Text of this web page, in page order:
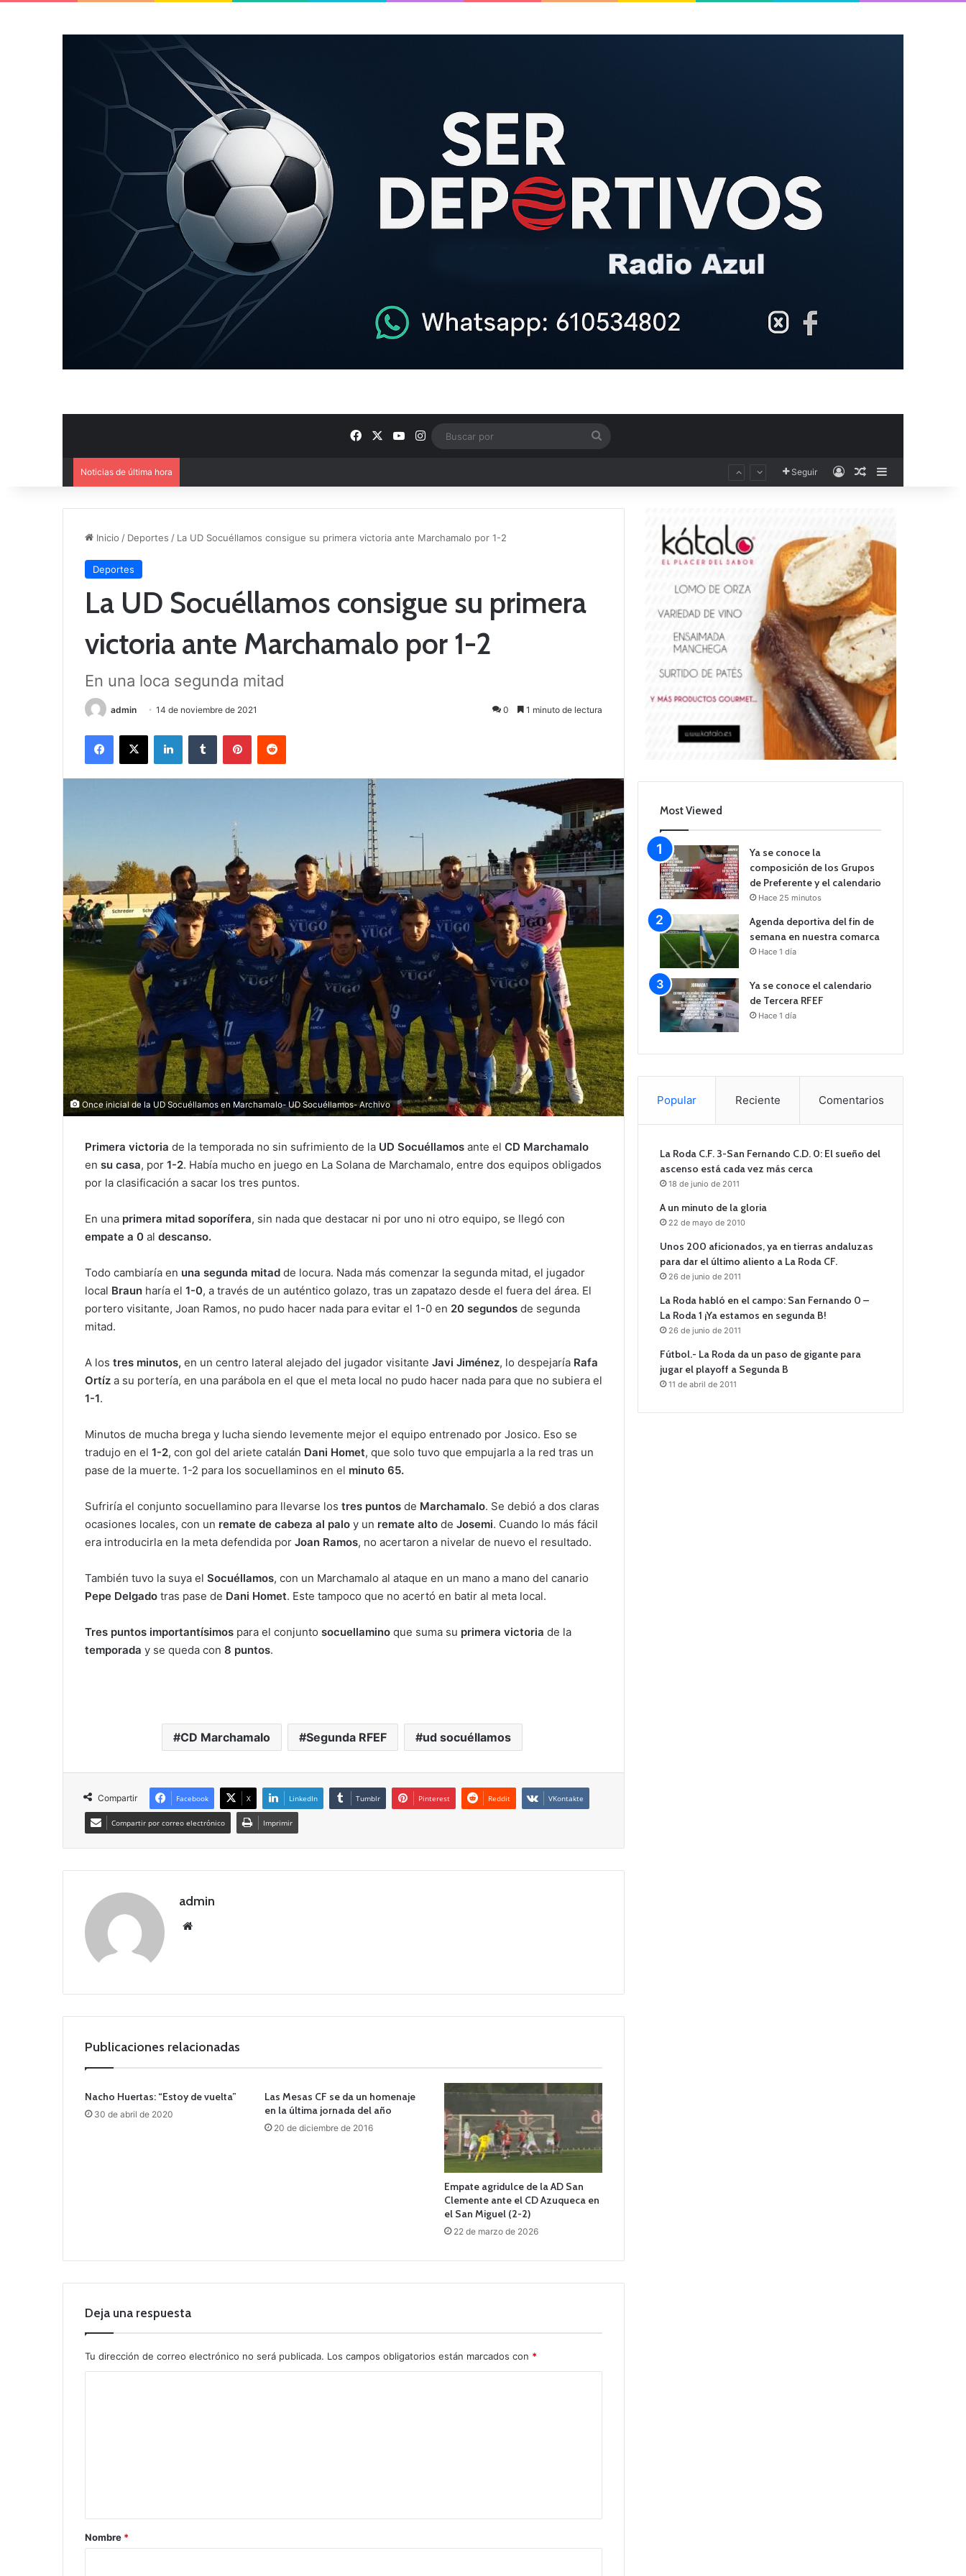
FacebookYouTube
Instagram
Noticias de última hora Seguir AccesoPublicación al
Inicio / Deportes / La UD Socuéllamos consigue su primera victoria ante Marchamalo por 1-2
Deportes
La UD Socuéllamos consigue su primera
victoria ante Marchamalo por 1-2
En una loca segunda mitad
admin 14 de noviembre de 2021 0 1 minuto de lectura
Once inicial de la UD Socuéllamos en Marchamalo- UD Socuéllamos- Archivo
Primera victoria de la temporada no sin sufrimiento de la UD Socuéllamos ante el CD Marchamalo
en su casa, por 1-2. Había mucho en juego en La Solana de Marchamalo, entre dos equipos obligados
por la clasificación a sacar los tres puntos.
En una primera mitad soporífera, sin nada que destacar ni por uno ni otro equipo, se llegó con
empate a 0 al descanso.
Todo cambiaría en una segunda mitad de locura. Nada más comenzar la segunda mitad, el jugador
local Braun haría el 1-0, a través de un auténtico golazo, tras un zapatazo desde el fuera del área. El
portero visitante, Joan Ramos, no pudo hacer nada para evitar el 1-0 en 20 segundos de segunda
mitad.
A los tres minutos, en un centro lateral alejado del jugador visitante Javi Jiménez, lo despejaría Rafa
Ortíz a su portería, en una parábola en el que el meta local no pudo hacer nada para que no subiera el
1-1.
Minutos de mucha brega y lucha siendo levemente mejor el equipo entrenado por Josico. Eso se
tradujo en el 1-2, con gol del ariete catalán Dani Homet, que solo tuvo que empujarla a la red tras un
pase de la muerte. 1-2 para los socuellaminos en el minuto 65.
Sufriría el conjunto socuellamino para llevarse los tres puntos de Marchamalo. Se debió a dos claras
ocasiones locales, con un remate de cabeza al palo y un remate alto de Josemi. Cuando lo más fácil
era introducirla en la meta defendida por Joan Ramos, no acertaron a nivelar de nuevo el resultado.
También tuvo la suya el Socuéllamos, con un Marchamalo al ataque en un mano a mano del canario
Pepe Delgado tras pase de Dani Homet. Este tampoco que no acertó en batir al meta local.
Tres puntos importantísimos para el conjunto socuellamino que suma su primera victoria de la
temporada y se queda con 8 puntos.
CD Marchamalo Segunda RFEF ud socuéllamos
Compartir Facebook X LinkedIn Tumblr Pinterest Reddit VKontakte
Compartir por correo electrónico Imprimir
admin
Publicaciones relacionadas
Nacho Huertas: “Estoy de vuelta”
30 de abril de 2020
Las Mesas CF se da un homenaje
en la última jornada del año
20 de diciembre de 2016
Empate agridulce de la AD San
Clemente ante el CD Azuqueca en
el San Miguel (2-2)
22 de marzo de 2026
Deja una respuesta
Tu dirección de correo electrónico no será publicada. Los campos obligatorios están marcados con *
rNombre *
Most Viewed
Ya se conoce la
composición de los Grupos
de Preferente y el calendario
Hace 25 minutos
Agenda deportiva del fin de
semana en nuestra comarca
Hace 1 día
Ya se conoce el calendario
de Tercera RFEF
Hace 1 día
Popular Reciente Comentarios
La Roda C.F. 3-San Fernando C.D. 0: El sueño del
ascenso está cada vez más cerca
18 de junio de 2011
A un minuto de la gloria
22 de mayo de 2010
Unos 200 aficionados, ya en tierras andaluzas
para dar el último aliento a La Roda CF.
26 de junio de 2011
La Roda habló en el campo: San Fernando 0 –
La Roda 1 ¡Ya estamos en segunda B!
26 de junio de 2011
Fútbol.- La Roda da un paso de gigante para
jugar el playoff a Segunda B
11 de abril de 2011